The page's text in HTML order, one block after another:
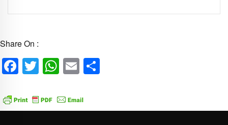
Share On :
Facebook
Twitter
WhatsApp
Email